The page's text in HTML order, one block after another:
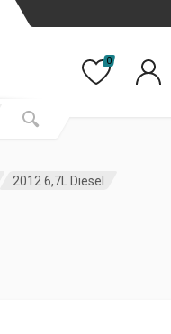
0
2012 6,7L Diesel